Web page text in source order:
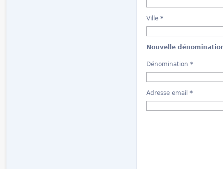
Ville *
Nouvelle
Dénomination *
Adresse email *